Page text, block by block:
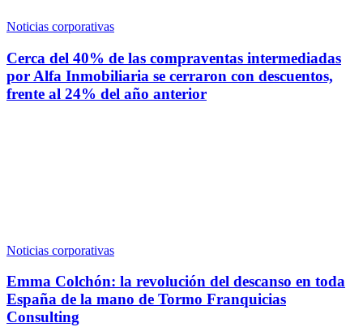
Noticias corporativas
Cerca del 40% de las compraventas intermediadas
por Alfa Inmobiliaria se cerraron con descuentos,
frente al 24% del año anterior
Noticias corporativas
Emma Colchón: la revolución del descanso en toda
España de la mano de Tormo Franquicias
Consulting